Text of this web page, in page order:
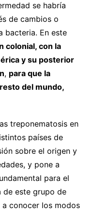
se habría
de cambios o
bacteria. En este
colonial, con la
y su posterior
, para que la
del mundo,
treponematosis en
países de
sobre el origen y
y pone a
para el
de este grupo de
conocer los modos